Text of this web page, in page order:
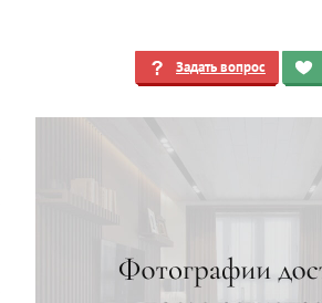
Задать вопрос